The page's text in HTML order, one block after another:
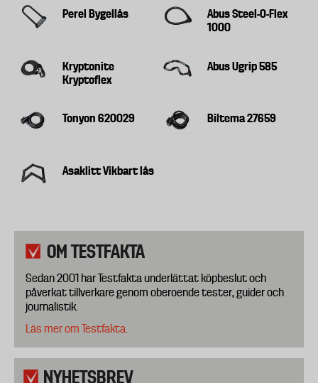
Perel Bygellås
Abus Steel-O-Flex
1000
Kryptonite
Kryptoflex
Abus Ugrip 585
Tonyon 620029 Biltema 27659
Asaklitt Vikbart lås
OM TESTFAKTA
Sedan 2001 har Testfakta underlättat köpbeslut och
påverkat tillverkare genom oberoende tester, guider och
journalistik.
Läs mer om Testfakta.
NYHETSBREV